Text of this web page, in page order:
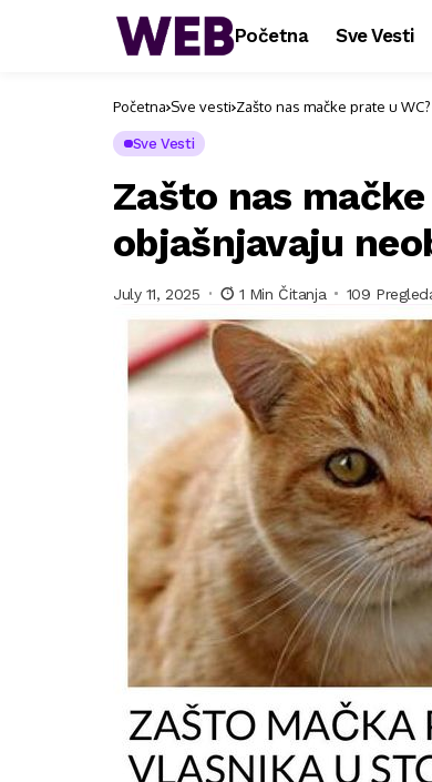
Početna Sve Vesti
Početna Sve vesti Zašto nas mačke prate u
Sve Vesti
Zašto nas
objašnjavaju
July 11, 2025 1 Min Čitanja 109